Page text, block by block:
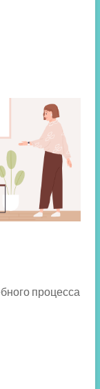
процесса